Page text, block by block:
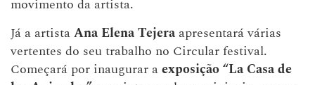
movimento da artista.
Já a artistaAna Elena Tejera apresentará várias
vertentes do seu trabalho no Circular festival.
Começará por inaugurar aexposição“La Casa de